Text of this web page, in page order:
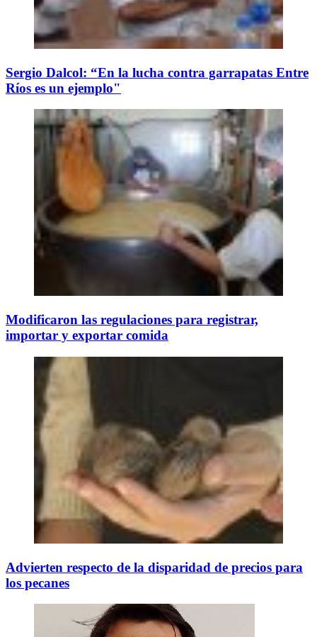
Sergio Dalcol: “En la lucha contra garrapatas Entre
Ríos es un ejemplo"
Modificaron las regulaciones para registrar,
importar y exportar comida
Advierten respecto de la disparidad de precios para
los pecanes